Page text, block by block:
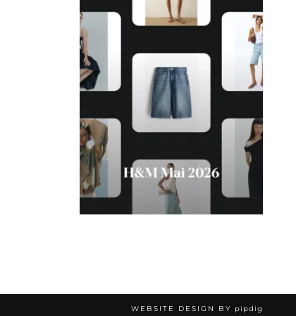
WEBSITE DESIGN BY pipdig